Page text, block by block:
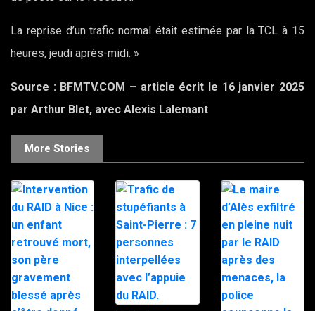
La reprise d’un trafic normal était estimée par la TCL à 15
heures, jeudi après-midi. »
Source : BFMTV.COM – article écrit le 16 janvier 2025
par Arthur Blet, avec Alexis Lalemant
More Stories